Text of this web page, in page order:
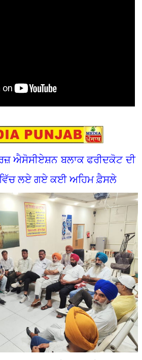
ਐਸੋਸੀਏਸ਼ਨ ਬਲਾਕ ਫਰੀਦਕੋਟ ਦੀ
ਲਏ ਗਏ ਕਈ ਅਹਿਮ ਫ਼ੈਸਲੇ